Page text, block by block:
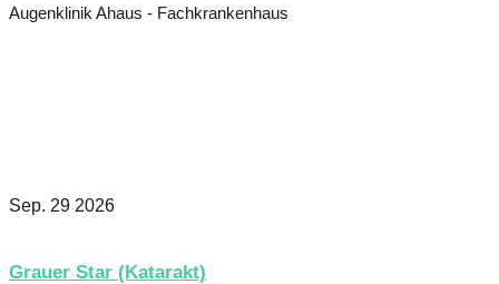
Augenklinik Ahaus - Fachkrankenhaus
Sep. 29 2026
Grauer Star (Katarakt)